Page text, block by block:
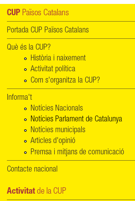
CUP Països Catalans
Portada CUP Països Catalans
Què és la CUP?
Història i naixement
Activitat política
Com s'organitza la CUP?
Informa't
Notícies Nacionals
Notícies Parlament de Catalunya
Notícies municipals
Articles d'opinió
Premsa i mitjans de comunicació
Contacte nacional
Activitat de la CUP